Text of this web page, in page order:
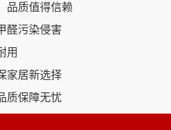
品质值得信赖
醛污染侵害
用
家居新选择
质保障无忧